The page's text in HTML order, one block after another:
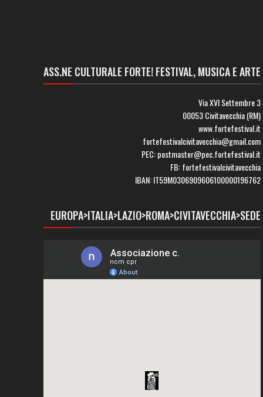
ASS.NE CULTURALE FORTE! FESTIVAL, MUSICA E ARTE
Via XVI Settembre 3
00053 Civitavecchia (RM)
www.fortefestival.it
fortefestivalcivitavecchia@gmail.com
PEC: postmaster@pec.fortefestival.it
FB: fortefestivalcivitavecchia
IBAN: IT59M0306909606100000196762
EUROPA>ITALIA>LAZIO>ROMA>CIVITAVECCHIA>SEDE